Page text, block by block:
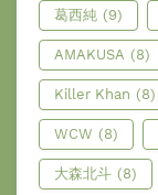
葛西純 (9)
AMAKUSA (8)
Killer Khan (8)
WCW (8)
大森北斗 (8)